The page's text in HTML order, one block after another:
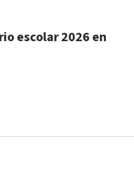
escolar 2026 en